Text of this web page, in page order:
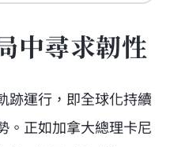
中尋求韌性
跡運行，即全球化持續
。正如加拿大總理卡尼